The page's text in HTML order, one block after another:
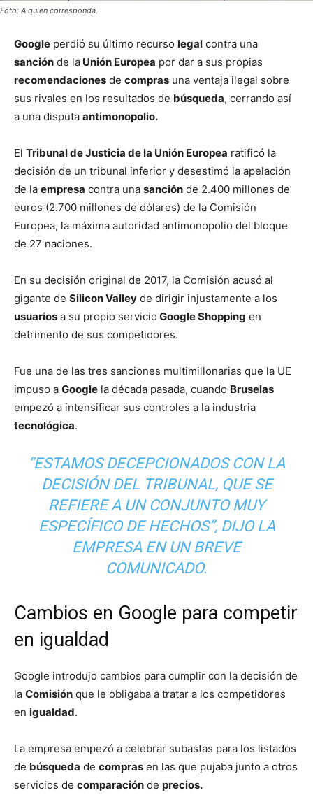
Foto: A quien corresponda.
Google perdió su último recurso legal contra una
sanción de la Unión Europea por dar a sus propias
recomendaciones de compras una ventaja ilegal sobre
sus rivales en los resultados de búsqueda, cerrando así
a una disputa antimonopolio.
El Tribunal de Justicia de la Unión Europea ratificó la
decisión de un tribunal inferior y desestimó la apelación
de la empresa contra una sanción de 2.400 millones de
euros (2.700 millones de dólares) de la Comisión
Europea, la máxima autoridad antimonopolio del bloque
de 27 naciones.
En su decisión original de 2017, la Comisión acusó al
gigante de Silicon Valley de dirigir injustamente a los
usuarios a su propio servicio Google Shopping en
detrimento de sus competidores.
Fue una de las tres sanciones multimillonarias que la UE
impuso a Google la década pasada, cuando Bruselas
empezó a intensificar sus controles a la industria
tecnológica.
“ESTAMOS DECEPCIONADOS CON LA
DECISIÓN DEL TRIBUNAL, QUE SE
REFIERE A UN CONJUNTO MUY
ESPECÍFICO DE HECHOS”, DIJO LA
EMPRESA EN UN BREVE
COMUNICADO.
Cambios en Google para competir
en igualdad
Google introdujo cambios para cumplir con la decisión de
la Comisión que le obligaba a tratar a los competidores
en igualdad.
La empresa empezó a celebrar subastas para los listados
de búsqueda de compras en las que pujaba junto a otros
servicios de comparación de precios.